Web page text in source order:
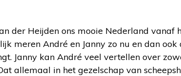
der Heijden ons mooie Nederland vanaf
meren André en Janny zo nu en dan ook
Janny kan André veel vertellen over
allemaal in het gezelschap van